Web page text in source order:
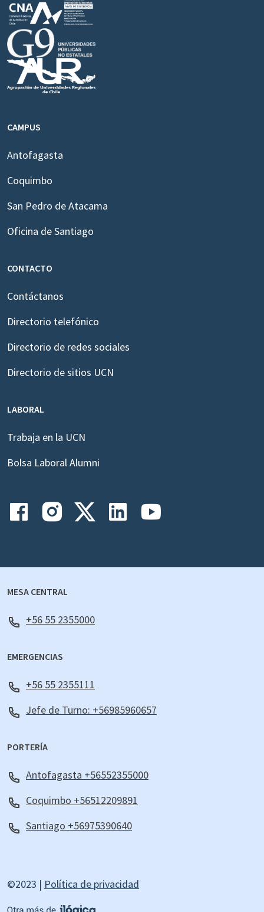
CAMPUS
Antofagasta
Coquimbo
San Pedro de Atacama
Oficina de Santiago
CONTACTO
Contáctanos
Directorio telefónico
Directorio de redes sociales
Directorio de sitios UCN
LABORAL
Trabaja en la UCN
Bolsa Laboral Alumni
MESA CENTRAL
+56 55 2355000
EMERGENCIAS
+56 55 2355111
Jefe de Turno: +56985960657
PORTERÍA
Antofagasta +56552355000
Coquimbo +56512209891
Santiago +56975390640
©2023 | Política de privacidad